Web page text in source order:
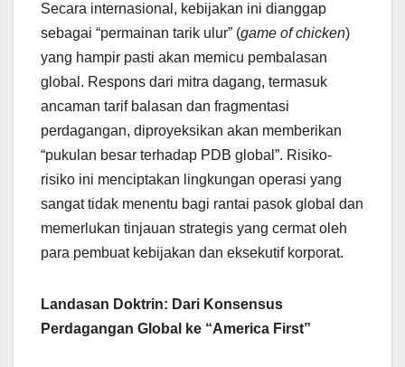
Secara internasional, kebijakan ini dianggap
sebagai “permainan tarik ulur” (game of chicken)
yang hampir pasti akan memicu pembalasan
global. Respons dari mitra dagang, termasuk
ancaman tarif balasan dan fragmentasi
perdagangan, diproyeksikan akan memberikan
“pukulan besar terhadap PDB global”. Risiko-
risiko ini menciptakan lingkungan operasi yang
sangat tidak menentu bagi rantai pasok global dan
memerlukan tinjauan strategis yang cermat oleh
para pembuat kebijakan dan eksekutif korporat.
Landasan Doktrin: Dari Konsensus
Perdagangan Global ke “America First”